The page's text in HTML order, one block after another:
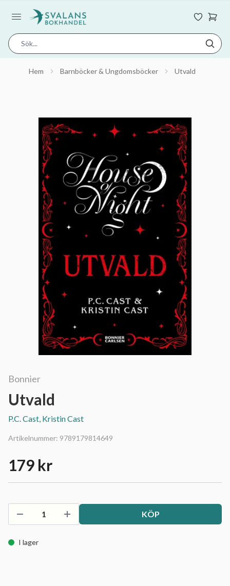
Hem Barnböcker & Ungdomsböcker Utvald
Bonnier
Utvald
P.C. Cast, Kristin Cast
Artikelnummer: 9789179814649
179 kr
KÖP
I lager